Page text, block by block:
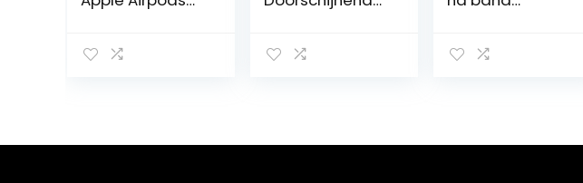
Shockproof
Hoofdtelefoon
en 2 – van
en outdoor